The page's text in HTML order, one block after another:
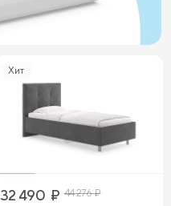
Хит
32 490 ₽ 44 276₽